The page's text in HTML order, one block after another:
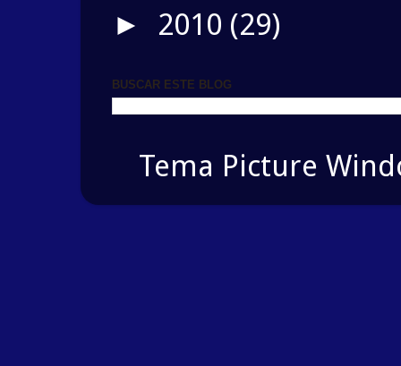
► 2010 (29)
BUSCAR ESTE BLOG
Tema Picture